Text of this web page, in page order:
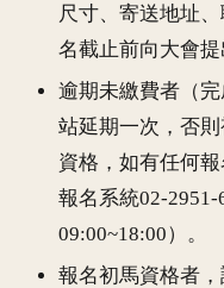
尺寸、寄送地址
名截止前向大會提
逾期未繳費者（
站延期一次，否
資格，如有任何
報名系統02-
09:00~18:00）。
報名初馬資格者